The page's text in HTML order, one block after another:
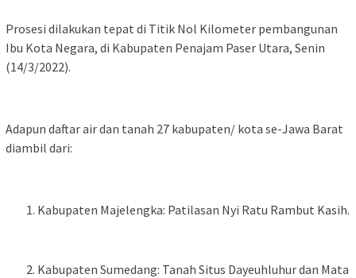
Prosesi dilakukan tepat di Titik Nol Kilometer pembangunan
Ibu Kota Negara, di Kabupaten Penajam Paser Utara, Senin
(14/3/2022).
Adapun daftar air dan tanah 27 kabupaten/ kota se-Jawa Barat
diambil dari:
Kabupaten Majelengka: Patilasan Nyi Ratu Rambut Kasih.
Kabupaten Sumedang: Tanah Situs Dayeuhluhur dan Mata